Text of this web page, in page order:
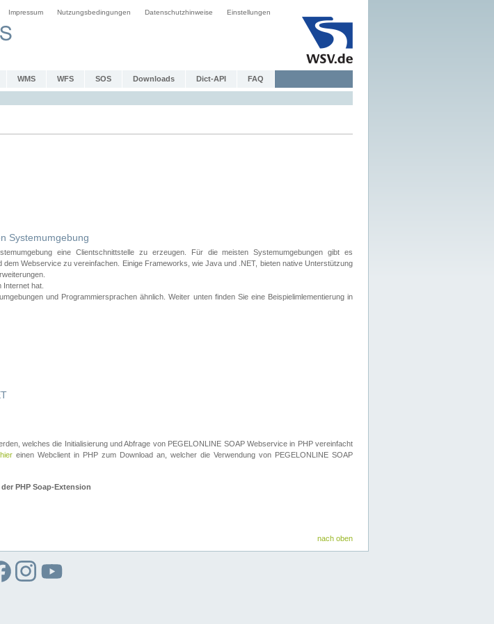
Impressum Nutzungsbedingungen Datenschutzhinweise Einstellungen
WMS WFS SOS Downloads Dict-API FAQ
Systemumgebung
eine Clientschnittstelle zu erzeugen. Für die meisten Systemumgebungen gibt es
Webservice zu vereinfachen. Einige Frameworks, wie Java und .NET, bieten native Unterstützung
hat.
und Programmiersprachen ähnlich. Weiter unten finden Sie eine Beispielimlementierung in
welches die Initialisierung und Abfrage von PEGELONLINE SOAP Webservice in PHP vereinfacht
hier einen Webclient in PHP zum Download an, welcher die Verwendung von PEGELONLINE SOAP
PHP Soap-Extension
nach oben